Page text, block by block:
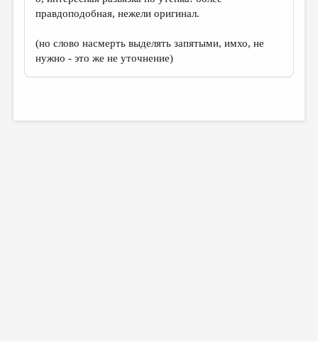
правдоподобная, нежели оригинал.
(но слово насмерть выделять запятыми, имхо, не
нужно - это же не уточнение)